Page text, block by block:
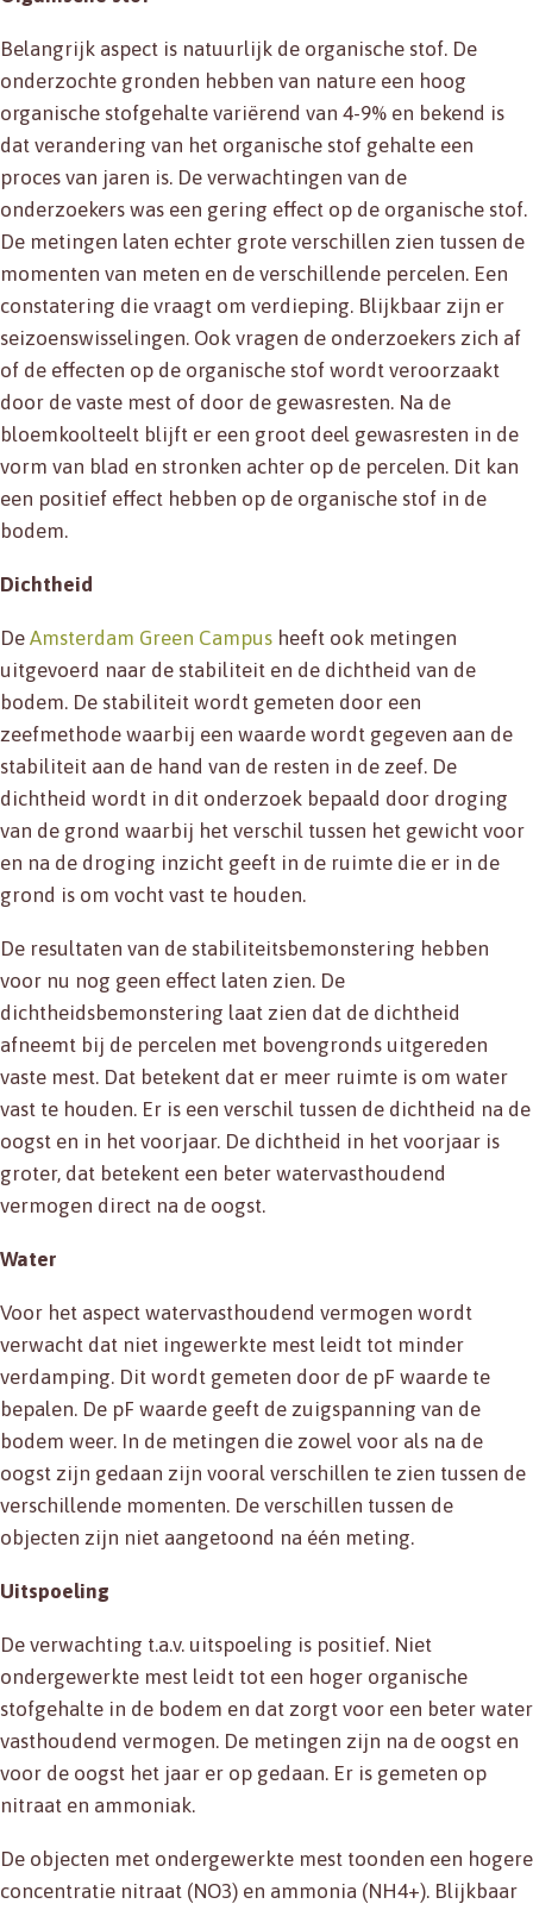
Belangrijk aspect is natuurlijk de organische stof. De
onderzochte gronden hebben van nature een hoog
organische stofgehalte variërend van 4-9% en bekend is
dat verandering van het organische stof gehalte een
proces van jaren is. De verwachtingen van de
onderzoekers was een gering effect op de organische stof.
De metingen laten echter grote verschillen zien tussen de
momenten van meten en de verschillende percelen. Een
constatering die vraagt om verdieping. Blijkbaar zijn er
seizoenswisselingen. Ook vragen de onderzoekers zich af
of de effecten op de organische stof wordt veroorzaakt
door de vaste mest of door de gewasresten. Na de
bloemkoolteelt blijft er een groot deel gewasresten in de
vorm van blad en stronken achter op de percelen. Dit kan
een positief effect hebben op de organische stof in de
bodem.
Dichtheid
De Amsterdam Green Campus heeft ook metingen
uitgevoerd naar de stabiliteit en de dichtheid van de
bodem. De stabiliteit wordt gemeten door een
zeefmethode waarbij een waarde wordt gegeven aan de
stabiliteit aan de hand van de resten in de zeef. De
dichtheid wordt in dit onderzoek bepaald door droging
van de grond waarbij het verschil tussen het gewicht voor
en na de droging inzicht geeft in de ruimte die er in de
grond is om vocht vast te houden.
De resultaten van de stabiliteitsbemonstering hebben
voor nu nog geen effect laten zien. De
dichtheidsbemonstering laat zien dat de dichtheid
afneemt bij de percelen met bovengronds uitgereden
vaste mest. Dat betekent dat er meer ruimte is om water
vast te houden. Er is een verschil tussen de dichtheid na de
oogst en in het voorjaar. De dichtheid in het voorjaar is
groter, dat betekent een beter watervasthoudend
vermogen direct na de oogst.
Water
Voor het aspect watervasthoudend vermogen wordt
verwacht dat niet ingewerkte mest leidt tot minder
verdamping. Dit wordt gemeten door de pF waarde te
bepalen. De pF waarde geeft de zuigspanning van de
bodem weer. In de metingen die zowel voor als na de
oogst zijn gedaan zijn vooral verschillen te zien tussen de
verschillende momenten. De verschillen tussen de
objecten zijn niet aangetoond na één meting.
Uitspoeling
De verwachting t.a.v. uitspoeling is positief. Niet
ondergewerkte mest leidt tot een hoger organische
stofgehalte in de bodem en dat zorgt voor een beter water
vasthoudend vermogen. De metingen zijn na de oogst en
voor de oogst het jaar er op gedaan. Er is gemeten op
nitraat en ammoniak.
De objecten met ondergewerkte mest toonden een hogere
concentratie nitraat (NO3) en ammonia (NH4+). Blijkbaar